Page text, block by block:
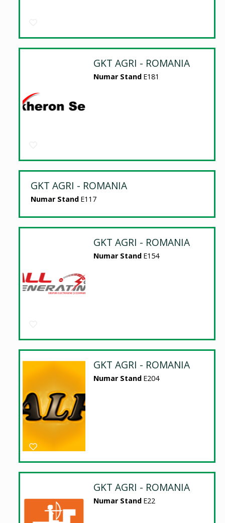
GKT AGRI - ROMANIA
Numar Stand E181
GKT AGRI - ROMANIA
Numar Stand E117
GKT AGRI - ROMANIA
Numar Stand E154
GKT AGRI - ROMANIA
Numar Stand E204
GKT AGRI - ROMANIA
Numar Stand E22